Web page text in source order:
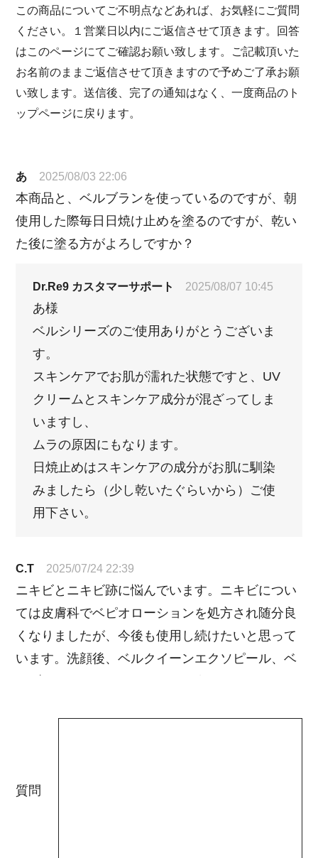
この商品についてご不明点などあれば、お気軽にご質問
ください。１営業日以内にご返信させて頂きます。回答
はこのページにてご確認お願い致します。ご記載頂いた
お名前のままご返信させて頂きますので予めご了承お願
い致します。送信後、完了の通知はなく、一度商品のト
ップページに戻ります。
あ 2025/08/03 22:06
本商品と、ベルブランを使っているのですが、朝
使用した際毎日日焼け止めを塗るのですが、乾い
た後に塗る方がよろしですか？
Dr.Re9 カスタマーサポート 2025/08/07 10:45
あ様
ベルシリーズのご使用ありがとうございま
す。
スキンケアでお肌が濡れた状態ですと、UV
クリームとスキンケア成分が混ざってしま
いますし、
ムラの原因にもなります。
日焼止めはスキンケアの成分がお肌に馴染
みましたら（少し乾いたぐらいから）ご使
用下さい。
C.T 2025/07/24 22:39
ニキビとニキビ跡に悩んでいます。ニキビについ
ては皮膚科でベピオローションを処方され随分良
くなりましたが、今後も使用し続けたいと思って
います。洗顔後、ベルクイーンエクソピール、ベ
ニキビとニキビ跡にお悩みで、ベピオロー